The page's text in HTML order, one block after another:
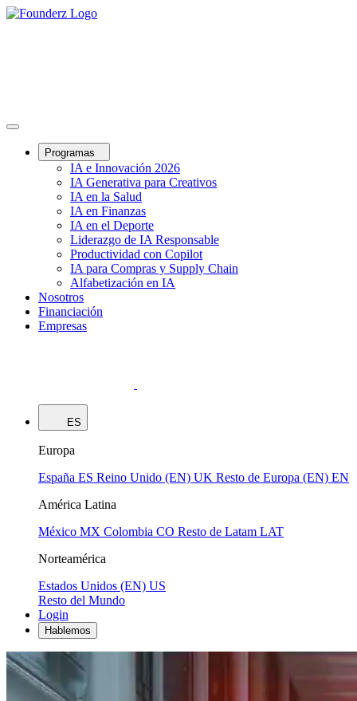
Programas
IA e Innovación 2026
IA Generativa para Creativos
IA en la Salud
IA en Finanzas
IA en el Deporte
Liderazgo de IA Responsable
Productividad con Copilot
IA para Compras y Supply Chain
Alfabetización en IA
Nosotros
Financiación
Empresas
ES
Europa
España ES Reino Unido (EN) UK Resto de Europa (EN) EN
América Latina
México MX Colombia CO Resto de Latam LAT
Norteamérica
Estados Unidos (EN) US
Resto del Mundo
Login
Hablemos